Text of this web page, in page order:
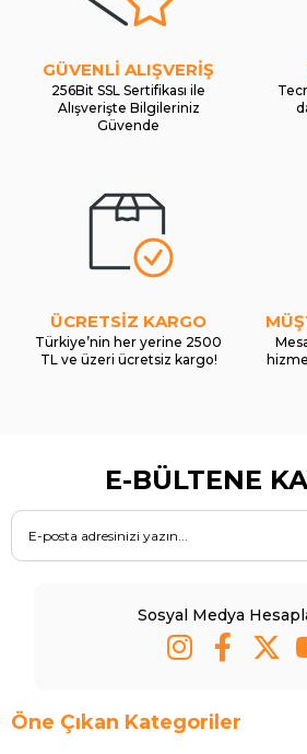
GÜVENLİ ALIŞVERİŞ
256Bit SSL Sertifikası ile
Alışverişte Bilgileriniz
Güvende
ÜCRETSİZ KARGO
Türkiye’nin her yerine 2500
TL ve üzeri ücretsiz kargo!
E-BÜLTENE
Sosyal Medya
Öne Çıkan Kategoriler